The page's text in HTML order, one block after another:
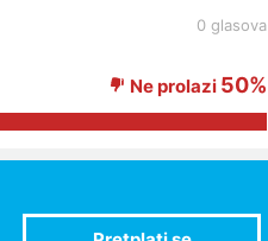
0 glasova
Ne prolazi 50%